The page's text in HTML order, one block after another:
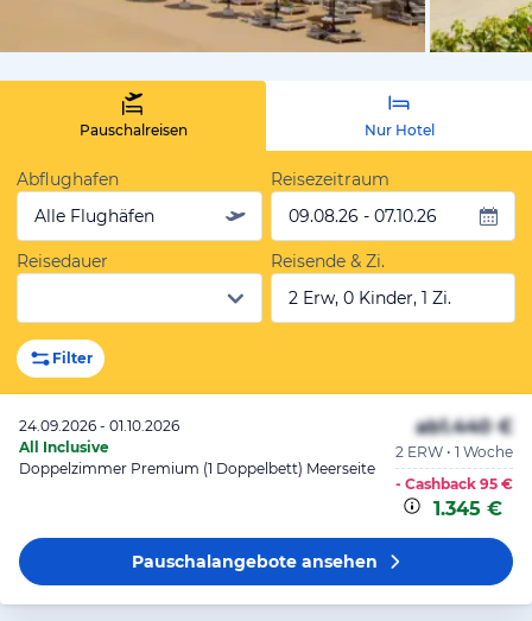
vom
Pauschalreisen Nur Hotel
Abflughafen
Alle Flughäfen
Reisezeitraum
09.08.26 - 07.10.26
Reisedauer
Reisende & Zi.
2 Erw, 0 Kinder, 1 Zi.
Filter
24.09.2026 - 01.10.2026
All Inclusive
Doppelzimmer Premium (1 Doppelbett) Meerseite
ab1.440 €
2 ERW • 1 Woche
- Cashback 95 €
1.345 €
Pauschalangeboteansehen